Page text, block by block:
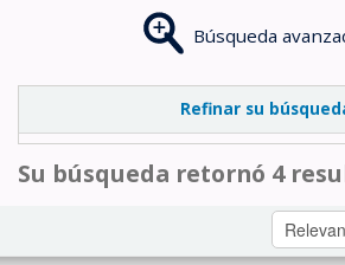
Búsqueda
Refinar su
Su búsqueda retornó 4